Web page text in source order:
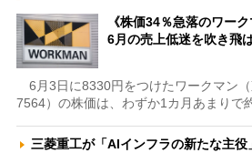
《株価34％急落のワー
6月の売上低迷を吹き飛
6月3日に8330円をつけたワークマン（
7564）の株価は、わずか1カ月あまりで
三菱重工が「AIインフラの新たな主